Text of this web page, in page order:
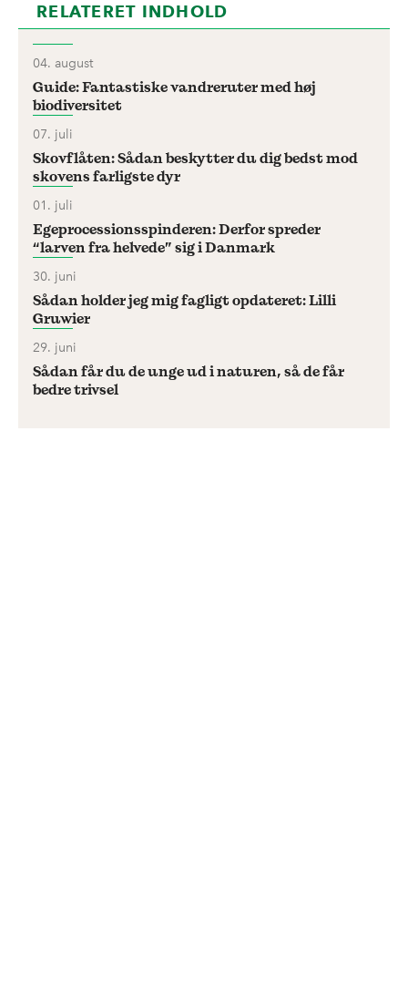
RELATERET INDHOLD
04. august
Guide: Fantastiske vandreruter med høj
biodiversitet
07. juli
Skovflåten: Sådan beskytter du dig bedst mod
skovens farligste dyr
01. juli
Egeprocessionsspinderen: Derfor spreder
“larven fra helvede” sig i Danmark
30. juni
Sådan holder jeg mig fagligt opdateret: Lilli
Gruwier
29. juni
Sådan får du de unge ud i naturen, så de får
bedre trivsel